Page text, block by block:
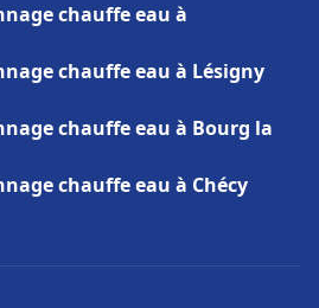
chauffe eau à
chauffe eau à Lésigny
chauffe eau à Bourg la
chauffe eau à Chécy